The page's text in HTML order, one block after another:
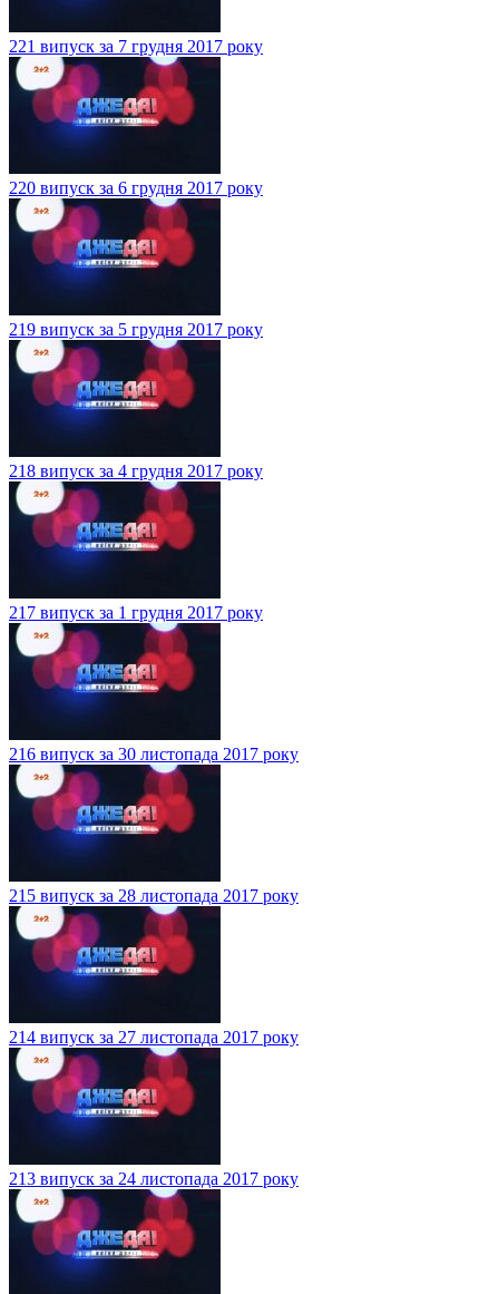
221 випуск за 7 грудня 2017 року
220 випуск за 6 грудня 2017 року
219 випуск за 5 грудня 2017 року
218 випуск за 4 грудня 2017 року
217 випуск за 1 грудня 2017 року
216 випуск за 30 листопада 2017 року
215 випуск за 28 листопада 2017 року
214 випуск за 27 листопада 2017 року
213 випуск за 24 листопада 2017 року